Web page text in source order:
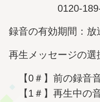
0120-189-891
録音の有効期間：放
再生メッセージの選
【0＃】前の録音
【1＃】再生中の